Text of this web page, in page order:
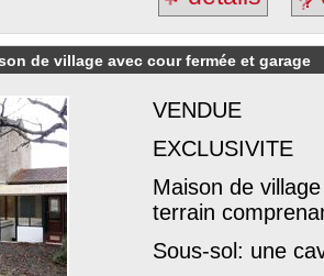
de village avec cour fermée et garage
VENDUE
EXCLUSIVITE
Maison de
terrain
Sous-sol: une